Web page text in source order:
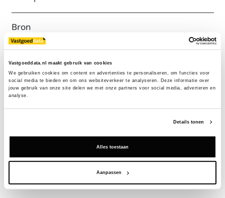
Vastgoeddata.nl maakt gebruik van cookies
We gebruiken cookies om content en advertenties te personaliseren, om functies voor
social media te bieden en om ons websiteverkeer te analyseren. Deze informatie over
jouw gebruik van onze site delen we met onze partners voor social media, adverteren en
analyse.
Details tonen
Alles toestaan
Aanpassen
Bron
Rockstone
Exclusief voor licentiehouders
Zie direct welke partijen en panden betrokken zijn bij dit nieuws.
Deze informatie is alleen beschikbaar voor licentiehouders van
Vraag een demo aan